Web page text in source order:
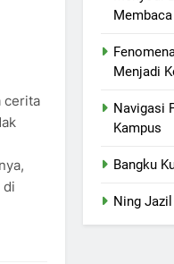
cerita
di
Menjadi
Navigasi
Kampus
Bangku
Ning